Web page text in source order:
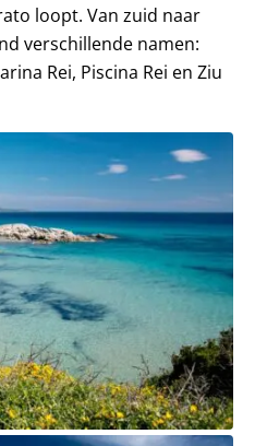
loopt. Van zuid naar
verschillende namen:
Rei, Piscina Rei en Ziu